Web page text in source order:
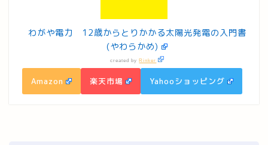
わがや電力 12歳からとりかかる太陽光発電の入門書
(やわらかめ)
created byRinker
Amazon 楽天市場 Yahooショッピング